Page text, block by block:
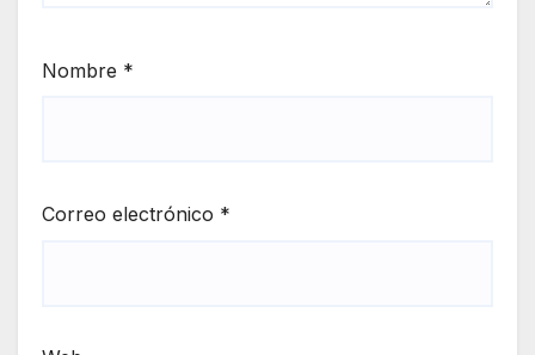
Nombre *
Correo electrónico *